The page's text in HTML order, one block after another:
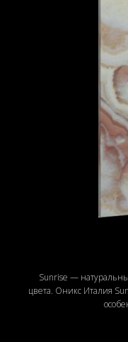
Sunrise —
цвета. Оникс Италия